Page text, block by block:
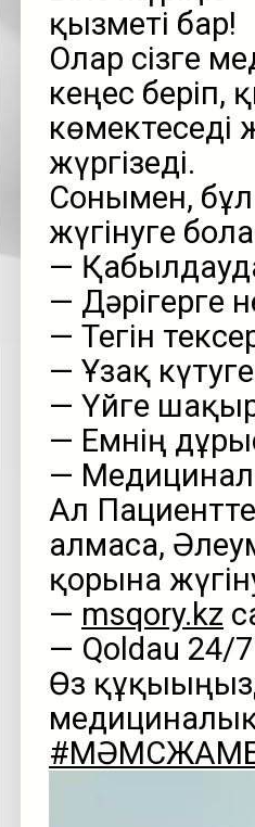
қызметі бар!
Олар сізге
кеңес беріп,
көмектеседі
жүргізеді.
Сонымен,
жүгінуге
—
— Дәрігерге
— Тегін
— Ұзақ
— Үйге
— Емнің
—
Ал
алмаса,
қорына
— msqory.kz
— Qoldau
Өз